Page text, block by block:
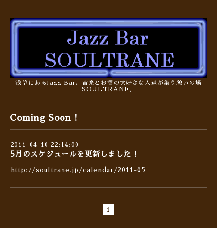
浅草にあるJazz Bar。音楽とお酒の大好きな人達が集う憩いの場
SOULTRANE。
Coming Soon !
2011-04-10 22:14:00
5月のスケジュールを更新しました！
http://soultrane.jp/calendar/2011-05
1